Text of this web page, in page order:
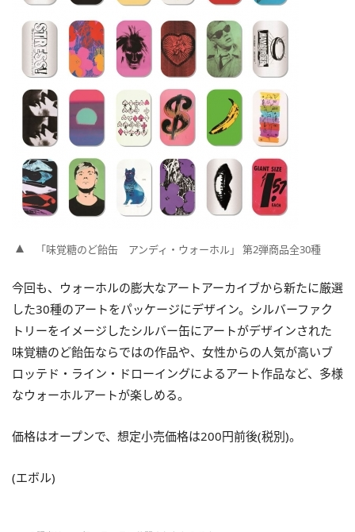
「味覚糖のど飴缶 アンディ・ウォーホル」 第2弾商品全30種
今回も、ウォーホルの膨大なアートアーカイブから新たに厳選
した30種のアートをパッケージにデザイン。シルバーファク
トリーをイメージしたシルバー缶にアートがデザインされた
味覚糖のど飴缶ならではの作品や、女性からの人気が高いブ
ロッテド・ライン・ドローイングによるアート作品など、多様
なウォーホルアートが楽しめる。
価格はオープンで、想定小売価格は200円前後(税別)。
(エボル)